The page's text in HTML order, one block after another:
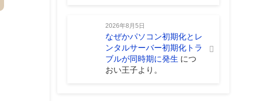
2026年8月5日
なぜかパソコン初期化とレ
ンタルサーバー初期化トラ
ブルが同時期に発生 につ
おい王子より。